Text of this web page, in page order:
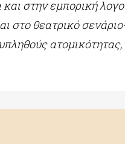
στην εμπορική
στο θεατρικό